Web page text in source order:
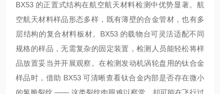
BX53 的正置式结构在航空航天材料检测中优势显著。航
空航天材料样品形态多样，既有薄壁的合金管材，也有多
层结构的复合材料板材。BX53 的载物台可灵活适配不同
规格的样品，无需复杂的固定装置，检测人员能轻松将样
品放置妥当并开展观察。在检测发动机涡轮盘用的钛合金
样品时，借助 BX53 可清晰查看钛合金内部是否存在微小
的氢脆裂纹 —— 这类裂纹肉眼难以察觉，却可能在飞行过